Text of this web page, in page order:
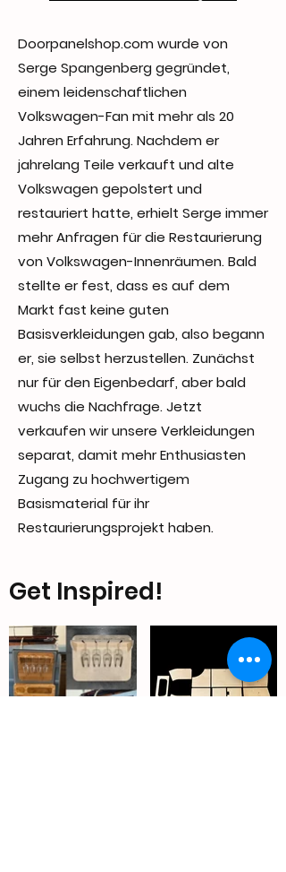
Doorpanelshop.com wurde von
Serge Spangenberg gegründet,
einem leidenschaftlichen
Volkswagen-Fan mit mehr als 20
Jahren Erfahrung. Nachdem er
jahrelang Teile verkauft und alte
Volkswagen gepolstert und
restauriert hatte, erhielt Serge immer
mehr Anfragen für die Restaurierung
von Volkswagen-Innenräumen. Bald
stellte er fest, dass es auf dem
Markt fast keine guten
Basisverkleidungen gab, also begann
er, sie selbst herzustellen. Zunächst
nur für den Eigenbedarf, aber bald
wuchs die Nachfrage. Jetzt
verkaufen wir unsere Verkleidungen
separat, damit mehr Enthusiasten
Zugang zu hochwertigem
Basismaterial für ihr
Restaurierungsprojekt haben.
Get Inspired!